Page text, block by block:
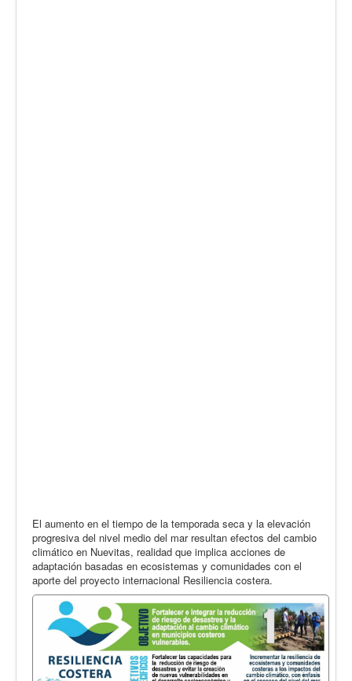
El aumento en el tiempo de la temporada seca y la elevación
progresiva del nivel medio del mar resultan efectos del cambio
climático en Nuevitas, realidad que implica acciones de
adaptación basadas en ecosistemas y comunidades con el
aporte del proyecto internacional Resiliencia costera.